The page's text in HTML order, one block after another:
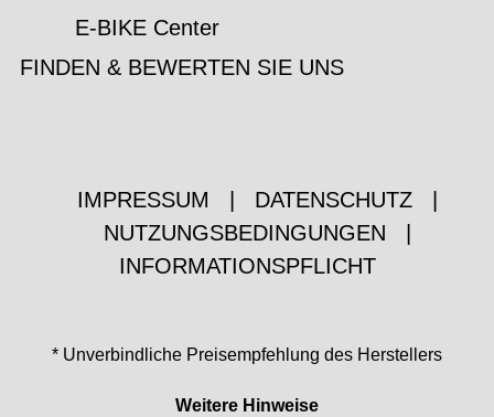
E-BIKE Center
FINDEN & BEWERTEN SIE UNS
IMPRESSUM DATENSCHUTZ
NUTZUNGSBEDINGUNGEN
INFORMATIONSPFLICHT
* Unverbindliche Preisempfehlung des Herstellers
Weitere Hinweise